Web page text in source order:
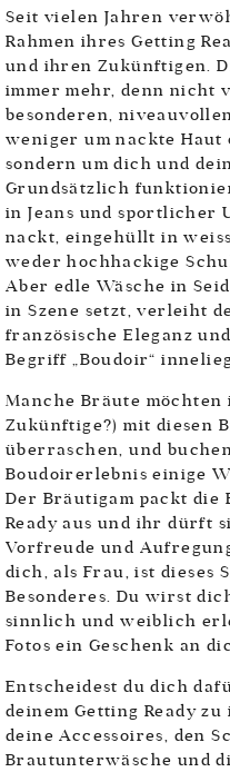
Seit vielen Jahren
Rahmen ihres Getting
und ihren Zukünftigen.
immer mehr, denn nicht
besonderen,
weniger um nackte Haut
sondern um dich und
Grundsätzlich
in Jeans und sportlicher
nackt, eingehüllt in
weder hochhackige
Aber edle Wäsche in
in Szene setzt, verleiht
französische Eleganz
Begriff „Boudoir“
Manche Bräute
Zukünftige?) mit diesen
überraschen, und
Boudoirerlebnis einige
Der Bräutigam packt die
Ready aus und ihr dürft
Vorfreude und
dich, als Frau, ist dieses
Besonderes. Du wirst
sinnlich und weiblich
Fotos ein Geschenk an
Entscheidest du dich
deinem Getting Ready
deine Accessoires, den
Brautunterwäsche und